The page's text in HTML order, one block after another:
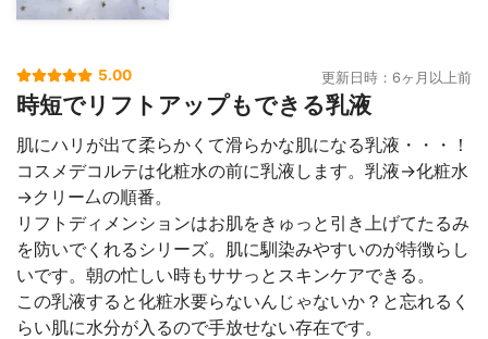
5.00 更新日時：6ヶ月以上前
時短でリフトアップもできる乳液
肌にハリが出て柔らかくて滑らかな肌になる乳液・・・！
コスメデコルテは化粧水の前に乳液します。乳液→化粧水
→クリー厶の順番。
リフトディメンションはお肌をきゅっと引き上げてたるみ
を防いでくれるシリーズ。肌に馴染みやすいのが特徴らし
いです。朝の忙しい時もササっとスキンケアできる。
この乳液すると化粧水要らないんじゃないか？と忘れるく
らい肌に水分が入るので手放せない存在です。